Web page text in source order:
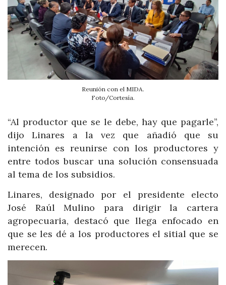
Reunión con el MIDA.
Foto/Cortesía.
“Al productor que se le debe, hay que pagarle”,
dijo Linares a la vez que añadió que su
intención es reunirse con los productores y
entre todos buscar una solución consensuada
al tema de los subsidios.
Linares, designado por el presidente electo
José Raúl Mulino para dirigir la cartera
agropecuaria, destacó que llega enfocado en
que se les dé a los productores el sitial que se
merecen.